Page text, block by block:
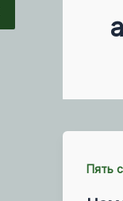
Пять